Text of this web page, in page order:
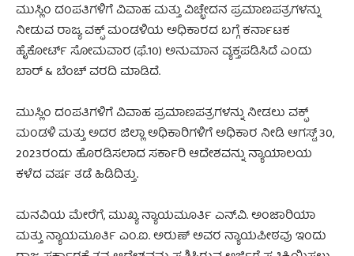
ಮುಸ್ಲಿಂ ದಂಪತಿಗಳಿಗೆ ವಿವಾಹ ಮತ್ತು ವಿಚ್ಛೇದನ ಪ್ರಮಾಣಪತ್ರಗಳನ್ನು
ನೀಡುವ ರಾಜ್ಯ ವಕ್ಫ್ ಮಂಡಳಿಯ ಅಧಿಕಾರದ ಬಗ್ಗೆ ಕರ್ನಾಟಕ
ಹೈಕೋರ್ಟ್ ಸೋಮವಾರ (ಫೆ.10) ಅನುಮಾನ ವ್ಯಕ್ತಪಡಿಸಿದೆ ಎಂದು
ಬಾರ್ & ಬೆಂಚ್ ವರದಿ ಮಾಡಿದೆ.
ಮುಸ್ಲಿಂ ದಂಪತಿಗಳಿಗೆ ವಿವಾಹ ಪ್ರಮಾಣಪತ್ರಗಳನ್ನು ನೀಡಲು ವಕ್ಫ್
ಮಂಡಳಿ ಮತ್ತು ಅದರ ಜಿಲ್ಲಾ ಅಧಿಕಾರಿಗಳಿಗೆ ಅಧಿಕಾರ ನೀಡಿ ಆಗಸ್ಟ್ 30,
2023ರಂದು ಹೊರಡಿಸಲಾದ ಸರ್ಕಾರಿ ಆದೇಶವನ್ನು ನ್ಯಾಯಾಲಯ
ಕಳೆದ ವರ್ಷ ತಡೆ ಹಿಡಿದಿತ್ತು.
ಮನವಿಯ ಮೇರೆಗೆ, ಮುಖ್ಯ ನ್ಯಾಯಮೂರ್ತಿ ಎನ್.ವಿ. ಅಂಜಾರಿಯಾ
ಮತ್ತು ನ್ಯಾಯಮೂರ್ತಿ ಎಂ.ಐ. ಅರುಣ್ ಅವರ ನ್ಯಾಯಪೀಠವು ಇಂದು